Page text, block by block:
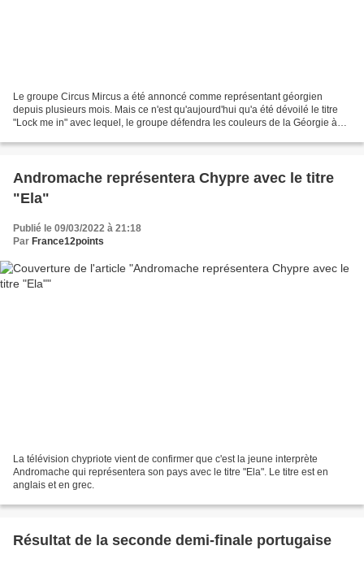
Le groupe Circus Mircus a été annoncé comme représentant géorgien
depuis plusieurs mois. Mais ce n'est qu'aujourd'hui qu'a été dévoilé le titre
"Lock me in" avec lequel, le groupe défendra les couleurs de la Géorgie à
Andromache représentera Chypre avec le titre
"Ela"
Publié le 09/03/2022 à 21:18
Par France12points
La télévision chypriote vient de confirmer que c'est la jeune interprète
Andromache qui représentera son pays avec le titre "Ela". Le titre est en
anglais et en grec.
Résultat de la seconde demi-finale portugaise